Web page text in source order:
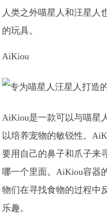
人类之外喵星人和汪星人
的玩具。
AiKiou
AiKiou是一款可以与喵星
以培养宠物的敏锐性。
要用自己的鼻子和爪子来
哪一个里面。AiKiou容器
物们在寻找食物的过程中
乐趣。